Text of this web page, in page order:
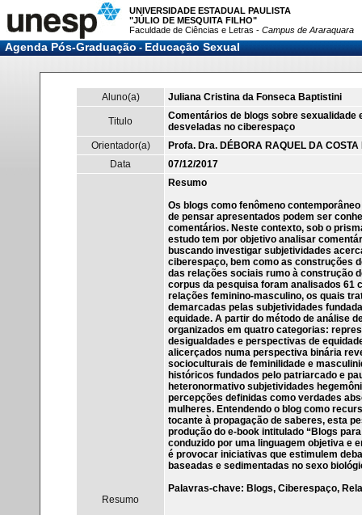
UNIVERSIDADE ESTADUAL PAULISTA
"JÚLIO DE MESQUITA FILHO"
Faculdade de Ciências e Letras - Campus de Araraquara
Agenda Pós-Graduação-Educação Sexual
Aluno(a) Juliana Cristina da Fonseca Baptistini
Titulo
Comentários de blogs sobre
desveladas no ciberespaço
Orientador(a)
Profa. Dra. DÉBORA RAQUEL DA COSTA
Data
07/12/2017
Resumo
Resumo
Os blogs como fenômeno
de pensar apresentados podem ser
comentários. Neste contexto, sob o
estudo tem por objetivo analisar
buscando investigar subjetividades
ciberespaço, bem como as construções
das relações sociais rumo à construção
corpus da pesquisa foram analisados 61
relações feminino-masculino, os quais
demarcadas pelas subjetividades
equidade. A partir do método de análise
organizados em quatro categorias:
desigualdades e perspectivas de
alicerçados numa perspectiva binária
socioculturais de feminilidade e
históricos fundados pelo patriarcado e
heteronormativo subjetividades
percepções definidas como verdades
mulheres. Entendendo o blog como
tocante à propagação de saberes, esta
produção do e-book intitulado “Blogs
conduzido por uma linguagem objetiva e
é provocar iniciativas que estimulem
baseadas e sedimentadas no sexo
Palavras-chave: Blogs, Ciberespaço,